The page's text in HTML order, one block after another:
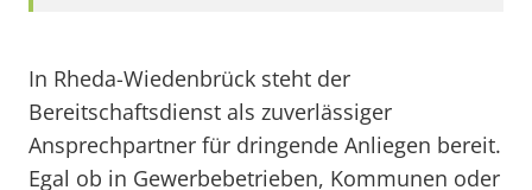
In Rheda-Wiedenbrück steht der
Bereitschaftsdienst als zuverlässiger
Ansprechpartner für dringende Anliegen bereit.
Egal ob in Gewerbebetrieben, Kommunen oder